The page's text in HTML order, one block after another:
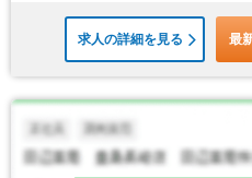
求人の詳細を見る 最